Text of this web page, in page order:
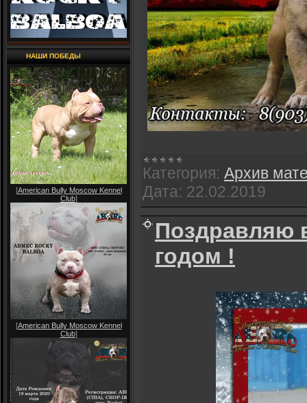
НАШИ ПОБЕДЫ
[American Bully Moscow Kennel
Club]
[American Bully Moscow Kennel
Club]
Категория: Архив
Дата: 22.02.2019
Поздравляю
годом !